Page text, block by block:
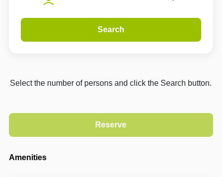
Search
Select the number of persons and click the Search button.
Amenities